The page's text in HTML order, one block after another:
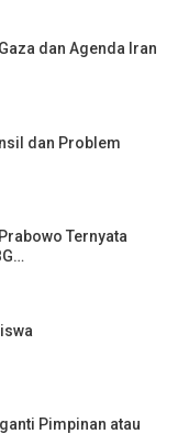
dan Agenda Iran
dan Problem
Ternyata
Pimpinan atau